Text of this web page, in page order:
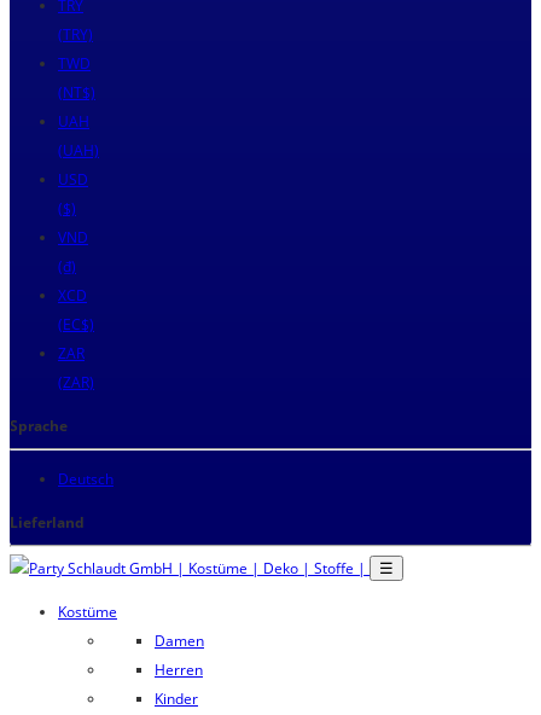
TRY
(TRY)
TWD
(NT$)
UAH
(UAH)
USD
($)
VND
(₫)
XCD
(EC$)
ZAR
(ZAR)
Sprache
Deutsch
Lieferland
☰
Kostüme
Damen
Herren
Kinder